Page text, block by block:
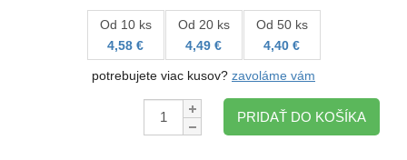
Od 10 ks
4,58 €
Od 20 ks
4,49 €
Od 50 ks
4,40 €
potrebujete viac kusov? zavoláme vám
Množstvo:
PRIDAŤ DO KOŠÍKA